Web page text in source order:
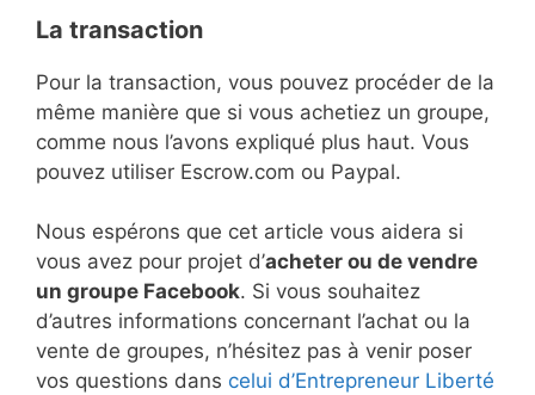
La transaction
Pour la transaction, vous pouvez procéder de la
même manière que si vous achetiez un groupe,
comme nous l’avons expliqué plus haut. Vous
pouvez utiliser Escrow.com ou Paypal.
Nous espérons que cet article vous aidera si
vous avez pour projet d’acheter ou de vendre
un groupe Facebook. Si vous souhaitez
d’autres informations concernant l’achat ou la
vente de groupes, n’hésitez pas à venir poser
vos questions dans celui d’Entrepreneur Liberté